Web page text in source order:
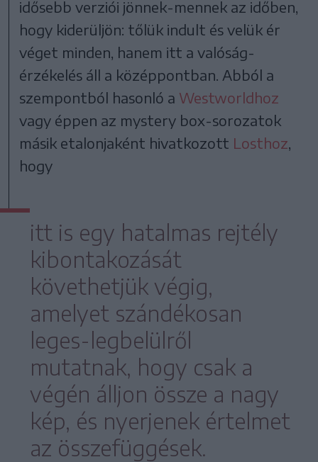
idősebb verziói jönnek-mennek az időben,
hogy kiderüljön: tőlük indult és velük ér
véget minden, hanem itt a valóság-
érzékelés áll a középpontban. Abból a
szempontból hasonló a Westworldhoz
vagy éppen az mystery box-sorozatok
másik etalonjaként hivatkozott Losthoz
hogy
itt is egy hatalmas rejtély
kibontakozását
követhetjük végig,
amelyet szándékosan
leges-legbelülről
mutatnak, hogy csak a
végén álljon össze a nagy
kép, és nyerjenek értelmet
az összefüggések.